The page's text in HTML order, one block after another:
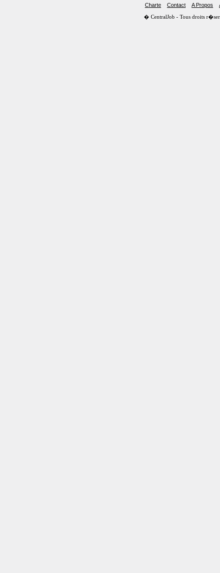
Charte Contact A Propos
� CentralJob - Tous droits